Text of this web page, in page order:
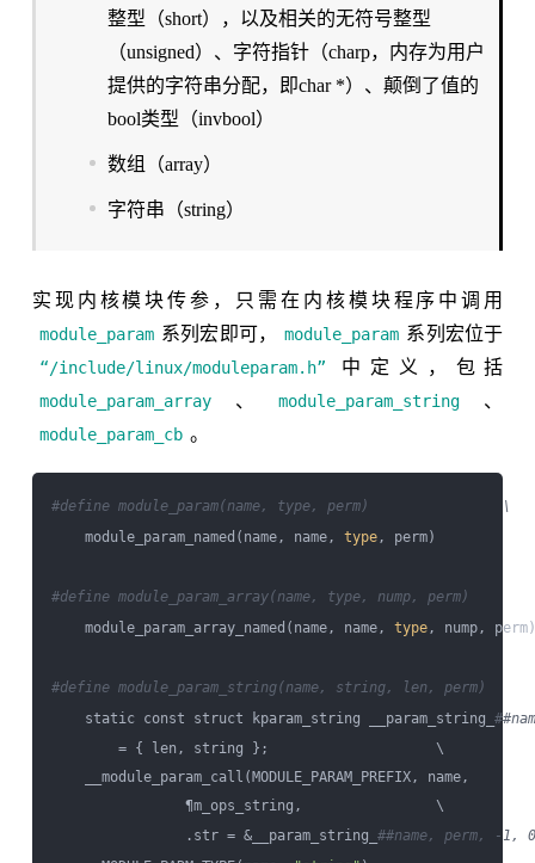
整型（short），以及相关的无符号整型
（unsigned）、字符指针（charp，内存为用户
提供的字符串分配，即char *）、颠倒了值的
bool类型（invbool）
数组（array）
字符串（string）
实现内核模块传参，只需在内核模块程序中调用
module_param 系列宏即可， module_param 系列宏位于
“/include/linux/moduleparam.h” 中定义，包括
module_param_array 、 module_param_string 、
module_param_cb 。
#define module_param(name, type, perm)                \
module_param_named(name, name, type, perm)
#define module_param_array(name, type, nump, perm)
module_param_array_named(name, name, type, nump, perm)
#define module_param_string(name, string, len, perm)
static const struct kparam_string __param_string_
= { len, string };                    \
__module_param_call(MODULE_PARAM_PREFIX, name,
¶m_ops_string,                \
.str = &__param_string_ ##name, perm, -1,